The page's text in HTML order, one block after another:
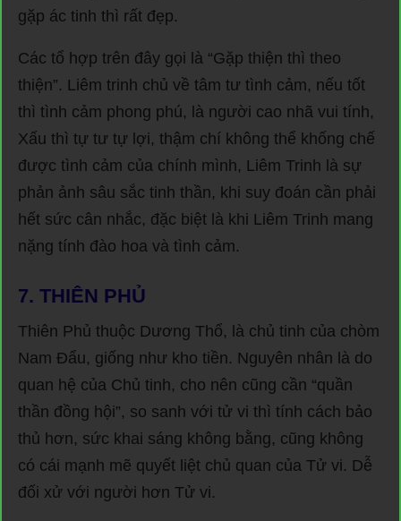
gặp ác tinh thì rất đẹp.
Các tổ hợp trên đây gọi là “Gặp thiện thì theo
thiện”. Liêm trinh chủ về tâm tư tình cảm, nếu tốt
thì tình cảm phong phú, là người cao nhã vui tính,
Xấu thì tự tư tự lợi, thậm chí không thể khống chế
được tình cảm của chính mình, Liêm Trinh là sự
phản ảnh sâu sắc tinh thần, khi suy đoán cần phải
hết sức cân nhắc, đặc biệt là khi Liêm Trinh mang
nặng tính đào hoa và tình cảm.
7. THIÊN PHỦ
Thiên Phủ thuộc Dương Thổ, là chủ tinh của chòm
Nam Đẩu, giống như kho tiền. Nguyên nhân là do
quan hệ của Chủ tinh, cho nên cũng cần “quần
thần đồng hội”, so sanh với tử vi thì tính cách bảo
thủ hơn, sức khai sáng không bằng, cũng không
có cái mạnh mẽ quyết liệt chủ quan của Tử vi. Dễ
đối xử với người hơn Tử vi.